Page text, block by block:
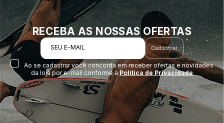
RECEBA AS NOSSAS OFERTAS
SEU E-MAIL Cadastrar
Ao se cadastrar você concorda em receber ofertas e novidades
da loja por e-mail conforme aPolítica de Privacidade